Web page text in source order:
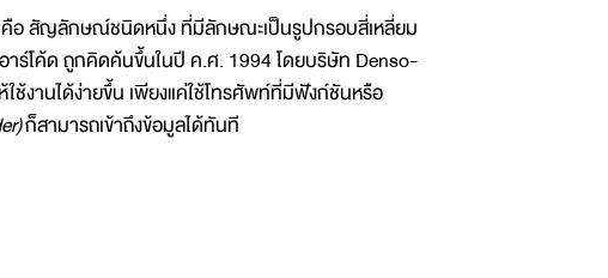
คือ สัญลักษณ์ชนิดหนึ่ง ที่มีลักษณะเป็นรูปกรอบสี่เหลี่ยม
าร์โค้ด ถูกคิดค้นขึ้นในปี ค.ศ. 1994 โดยบริษัท Denso-
ช้งานได้ง่ายขึ้น เพียงแค่ใช้โทรศัพท์ที่มีฟังก์ชันหรือ
ก็สามารถเข้าถึงข้อมูลได้ทันที